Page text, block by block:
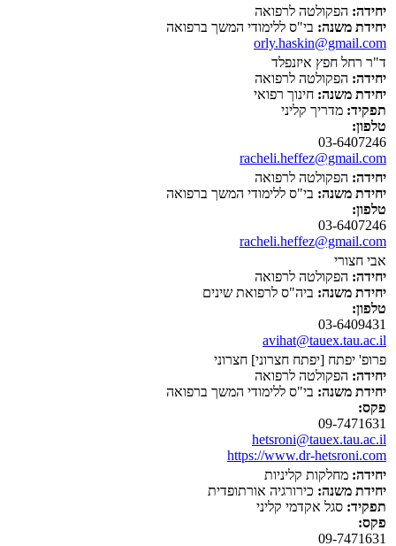
יחידה: הפקולטה לרפואה
יחידת משנה: בי"ס ללימודי המשך ברפואה
orly.haskin@gmail.com
ד"ר רחל חפץ איזנפלד
יחידה: הפקולטה לרפואה
יחידת משנה: חינוך רפואי
תפקיד: מדריך קליני
טלפון:
03-6407246
racheli.heffez@gmail.com
יחידה: הפקולטה לרפואה
יחידת משנה: בי"ס ללימודי המשך ברפואה
טלפון:
03-6407246
racheli.heffez@gmail.com
אבי חצורי
יחידה: הפקולטה לרפואה
יחידת משנה: ביה"ס לרפואת שינים
טלפון:
03-6409431
avihat@tauex.tau.ac.il
פרופ' יפתח [יפתח חצרוני] חצרוני
יחידה: הפקולטה לרפואה
יחידת משנה: בי"ס ללימודי המשך ברפואה
פקס:
09-7471631
hetsroni@tauex.tau.ac.il
https://www.dr-hetsroni.com
יחידה: מחלקות קליניות
יחידת משנה: כירורגיה אורתופדית
תפקיד: סגל אקדמי קליני
פקס:
09-7471631